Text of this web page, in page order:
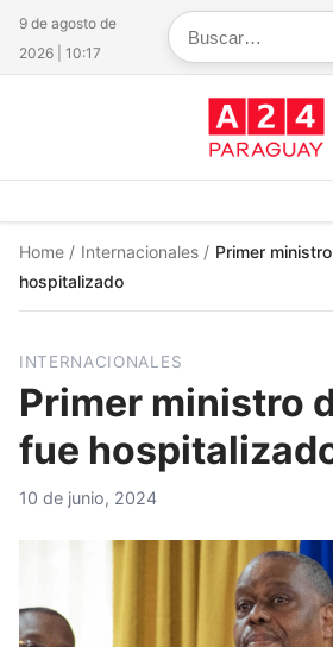
9 de agosto de
2026 | 10:17
Home / Internacionales / Primer
hospitalizado
INTERNACIONALES
Primer ministro
fue
10 de junio, 2024